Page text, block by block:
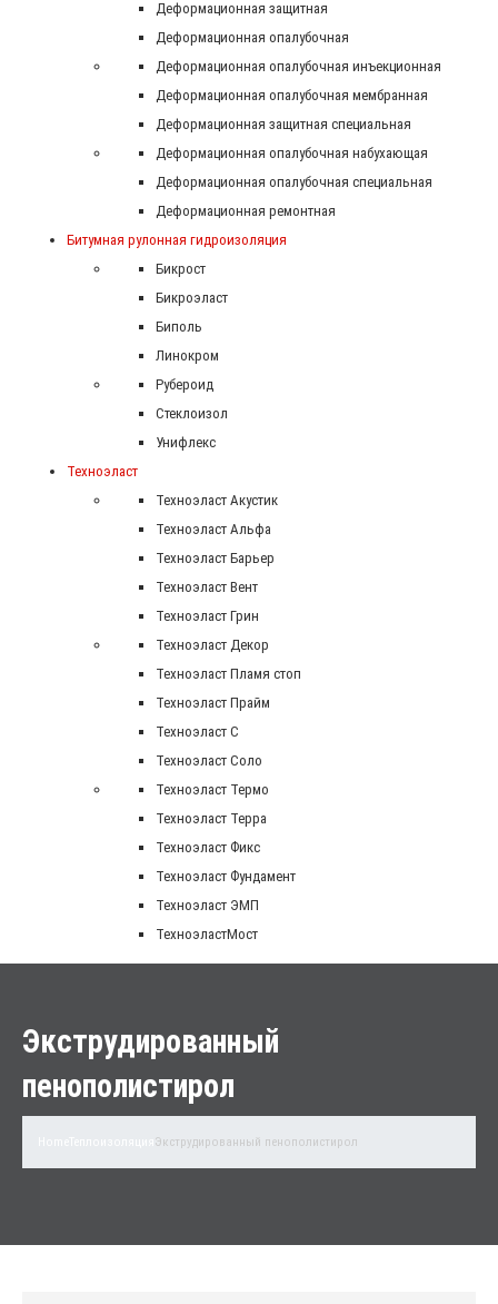
Деформационная защитная
Деформационная опалубочная
Деформационная опалубочная инъекционная
Деформационная опалубочная мембранная
Деформационная защитная специальная
Деформационная опалубочная набухающая
Деформационная опалубочная специальная
Деформационная ремонтная
Битумная рулонная гидроизоляция
Бикрост
Бикроэласт
Биполь
Линокром
Рубероид
Стеклоизол
Унифлекс
Техноэласт
Техноэласт Акустик
Техноэласт Альфа
Техноэласт Барьер
Техноэласт Вент
Техноэласт Грин
Техноэласт Декор
Техноэласт Пламя стоп
Техноэласт Прайм
Техноэласт С
Техноэласт Соло
Техноэласт Термо
Техноэласт Терра
Техноэласт Фикс
Техноэласт Фундамент
Техноэласт ЭМП
ТехноэластМост
Экструдированный
пенополистирол
Экструдированный пенополистирол